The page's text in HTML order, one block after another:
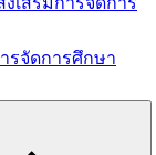
รจัดการศึกษา